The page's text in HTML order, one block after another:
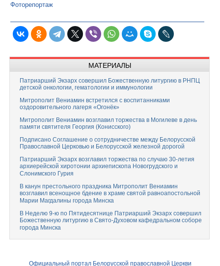
Фоторепортаж
МАТЕРИАЛЫ
Патриарший Экзарх совершил Божественную литургию в РНПЦ
детской онкологии, гематологии и иммунологии
Митрополит Вениамин встретился с воспитанниками
оздоровительного лагеря «Огонёк»
Митрополит Вениамин возглавил торжества в Могилеве в день
памяти святителя Георгия (Конисского)
Подписано Соглашение о сотрудничестве между Белорусской
Православной Церковью и Белорусской железной дорогой
Патриарший Экзарх возглавил торжества по случаю 30-летия
архиерейской хиротонии архиепископа Новогрудского и
Слонимского Гурия
В канун престольного праздника Митрополит Вениамин
возглавил всенощное бдение в храме святой равноапостольной
Марии Магдалины города Минска
В Неделю 9-ю по Пятидесятнице Патриарший Экзарх совершил
Божественную литургию в Свято-Духовом кафедральном соборе
города Минска
Официальный портал Белорусской православной Церкви